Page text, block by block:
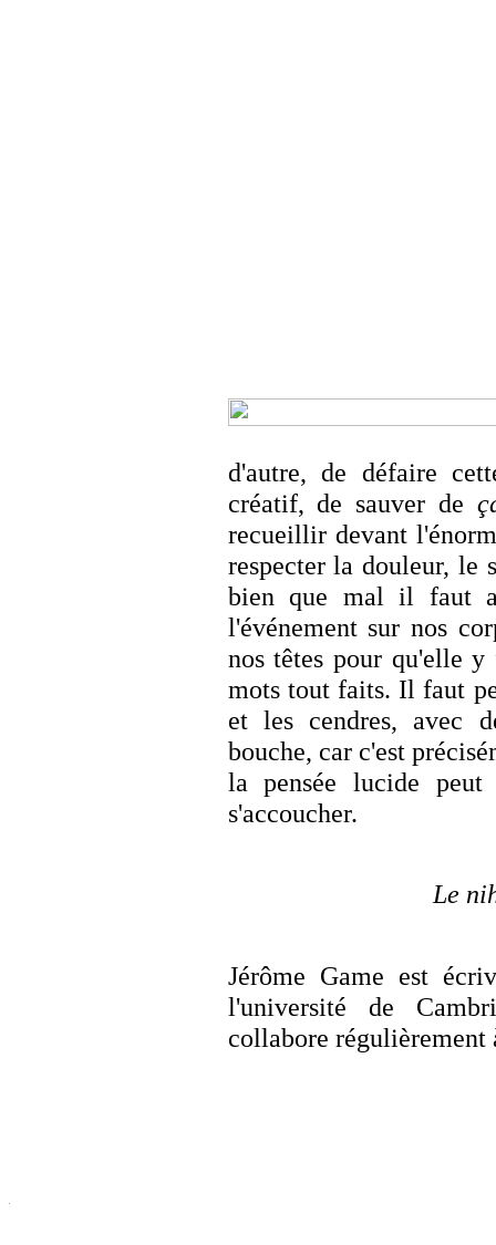
d'autre, de défaire
créatif, de sauver de
recueillir devant
respecter la douleur, le
bien que mal il faut
l'événement sur nos
nos têtes pour qu'elle y
mots tout faits. Il faut
et les cendres, avec
bouche, car c'est
la pensée lucide
s'accoucher.
Le
Jérôme Game est
l'université de
collabore